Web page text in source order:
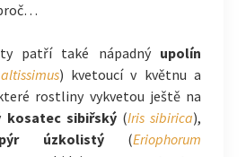
patří také nápadný upolín
) kvetoucí v květnu a
rostliny vykvetou ještě na
kosatec sibiřský(Iris sibirica),
úzkolistý(Eriophorum